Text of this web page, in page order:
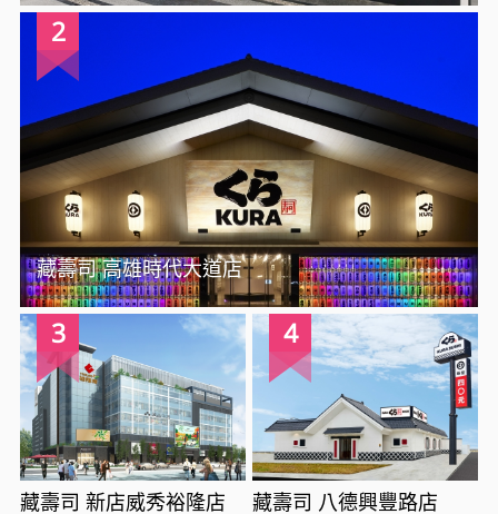
2
藏壽司 高雄時代大道店
3
藏壽司 新店威秀裕隆店
4
藏壽司 八德興豐路店